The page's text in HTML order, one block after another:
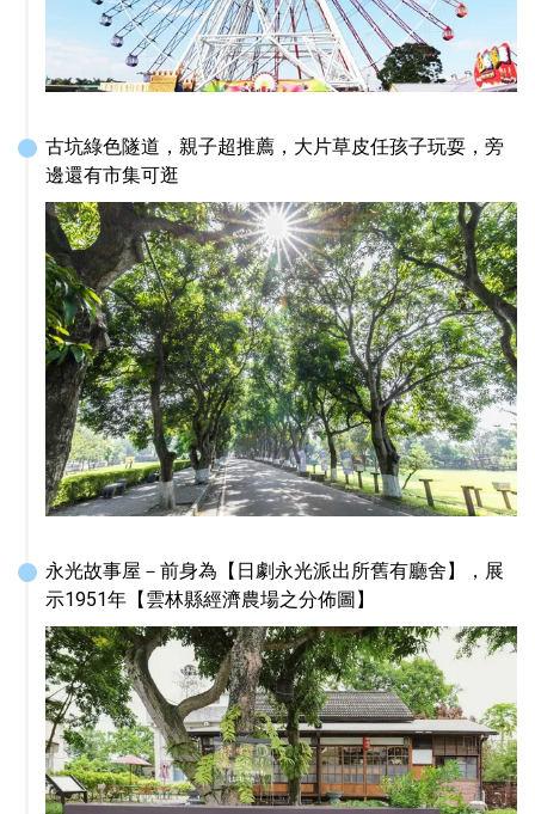
古坑綠色隧道，親子超推薦，大片草皮任孩子玩耍，旁
邊還有市集可逛
永光故事屋－前身為【日劇永光派出所舊有廳舍】，展
示1951年【雲林縣經濟農場之分佈圖】